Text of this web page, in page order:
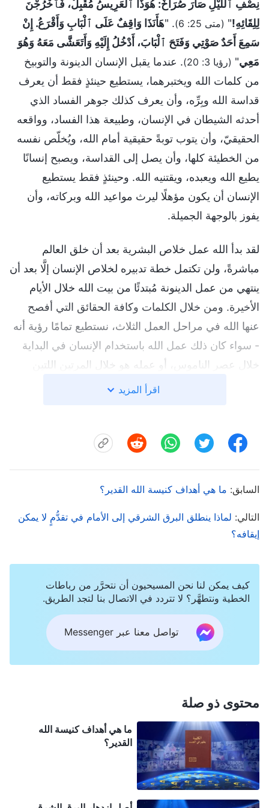
نِصْفِ ٱللَّيْلِ صَارَ صُرَاخٌ: هُوَذَا ٱلْعَرِيسُ مُقْبِلٌ، فَٱخْرُجْنَ
لِلِقَائِهِ!" (متى 25: 6) . "هَأَنَذَا وَاقِفٌ عَلَى ٱلْبَابِ وَأَقْرَعُ. إِنْ
سَمِعَ أَحَدٌ صَوْتِي وَفَتَحَ ٱلْبَابَ، أَدْخُلُ إِلَيْهِ وَأَتَعَشَّى مَعَهُ وَهُوَ
مَعِي" (رؤيا 3: 20)
. عندما يقبل الإنسان الدينونة والتوبيخ
من كلمات الله ويختبرهما، يستطيع حينئذٍ فقط أن يعرف
قداسة الله وبِرِّه، وأن يعرف كذلك جوهر الفساد الذي
أحدثه الشيطان في الإنسان، وطبيعة هذا الفساد، وواقعه
الحقيقيّ، وأن يتوب توبةً حقيقية أمام الله، ويُخلّص نفسه
من الخطيئة كلها، وأن يصل إلى القداسة، ويصبح إنسانًا
يطيع الله ويعبده، ويقتنيه الله. وحينئذٍ فقط يستطيع
الإنسان أن يكون مؤهلًا ليرث مواعيد الله وبركاته، وأن
يفوز بالوجهة الجميلة.
لقد بدأ الله عمل خلاص البشرية بعد أن خلق العالم
مباشرةً، ولن تكتمل خطة تدبيره لخلاص الإنسان إلَّا بعد أن
ينتهي من عمل الدينونة مُبتدئًا من بيت الله خلال الأيام
الأخيرة. ومن خلال الكلمات وكافة الحقائق التي أفصح
عنها الله في مراحل العمل الثلاث، نستطيع تمامًا رؤية أنه
- سواء كان ذلك عمل الله باستخدام الإنسان في البداية
خلال عصر الناموس، أو عمله هو خلال المرتين اللتين
تجسّد فيهما في عصر النعمة وعصر الملكوت – فهي كلها
تنبع من الكتاب المقدس ومن " الكلمة يظهر في الجسد
" هو الأقوال الشخصية لله القدير،
مسيح الأيام الأخيرة، وهو كل الحقائق التي أفصح عنها الله
قام به في الأيام الأخيرة. هذه الحقائق هي الإفصاح
المباشر من قِبَل الروح القدس، والإعلان عن حياة الله
وجوهره، والإفصاح كذلك عن تدبير الله، وماهيته، وما
يملكه. إنه الطريق الوحيد الذي من خلاله يستطيع الإنسان
أن يعرف الله، ويتطهَّر، ويَخْلُص. إن الكلمات التي أفصح
عنها الله القدير هي المبدأ الأسمى لتصرّفات الإنسان
يقرأ مسيحيو كنيسة الله القدير كلمات الله في "
يظهر في الجسد" كل يوم، تمامًا كما يقرأ مسيحيو
المسيحية الكتاب المقدس. يتّخذ جميع المسيحيين كلمات
الله كمرشدٍ لحياتهم وأكثر حِكَم الحياة سموًا. في عصر
النعمة، كان جميع المسيحيين يقرؤون الكتاب المقدس
اقرأ المزيد
السابق: ما هي أهداف كنيسة الله القدير؟
التالي: لماذا ينطلق البرق الشرقي إلى الأمام في تقدُّمٍ لا يمكن
إيقافه؟
كيف يمكن لنا نحن المسيحيون أن نتحرَّر من رباطات
الخطية ونتطهَّر؟ لا تتردد في الاتصال بنا لتجد الطريق.
تواصل معنا عبر Messenger
محتوى ذو صلة
ما هي أهداف كنيسة الله
القدير؟